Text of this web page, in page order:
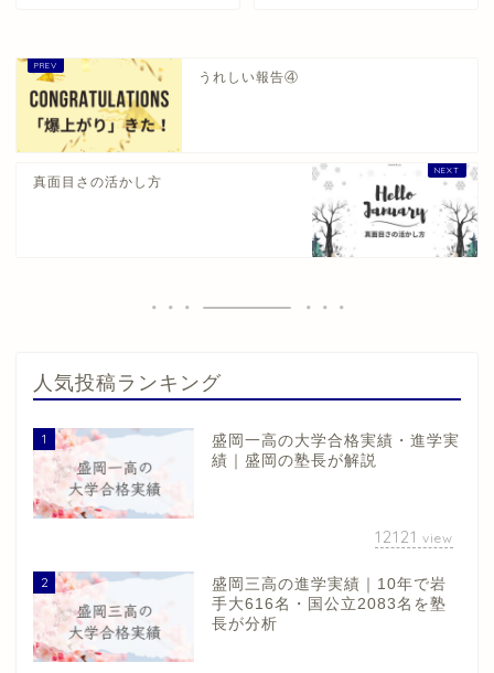
うれしい報告④
真面目さの活かし方
人気投稿ランキング
1
盛岡一高の大学合格実績・進学実
績｜盛岡の塾長が解説
12121 view
2
盛岡三高の進学実績｜10年で岩
手大616名・国公立2083名を塾
長が分析